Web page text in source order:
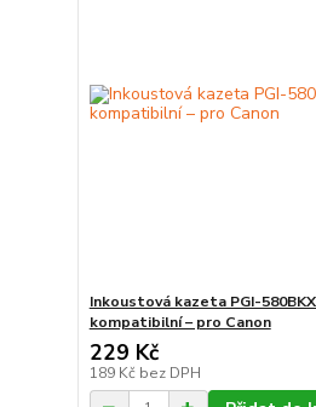
Inkoustová kazeta PGI-
kompatibilní – pro Canon
229 Kč
189 Kč bez DPH